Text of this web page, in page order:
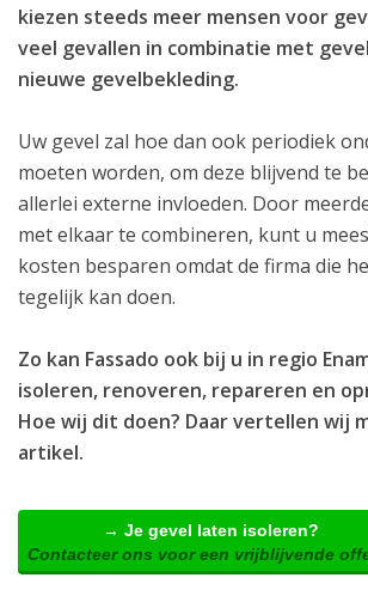
kiezen steeds meer mensen voor
veel gevallen in combinatie met
nieuwe gevelbekleding.
Uw gevel zal hoe dan ook periodiek
moeten worden, om deze blijvend te
allerlei externe invloeden. Door
met elkaar te combineren, kunt u
kosten besparen omdat de firma die
tegelijk kan doen.
Zo kan Fassado ook bij u in regio
isoleren, renoveren, repareren en
Hoe wij dit doen? Daar vertellen wij
artikel.
→ Je gevel laten isoleren?
Contacteer ons voor een vrijblijvende